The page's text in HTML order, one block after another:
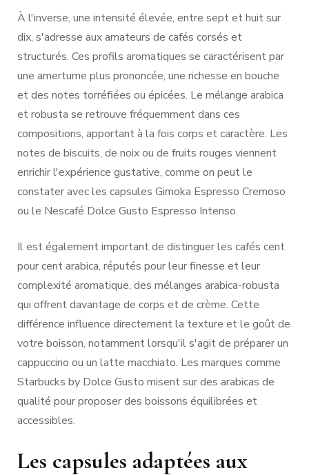
À l'inverse, une intensité élevée, entre sept et huit sur
dix, s'adresse aux amateurs de cafés corsés et
structurés. Ces profils aromatiques se caractérisent par
une amertume plus prononcée, une richesse en bouche
et des notes torréfiées ou épicées. Le mélange arabica
et robusta se retrouve fréquemment dans ces
compositions, apportant à la fois corps et caractère. Les
notes de biscuits, de noix ou de fruits rouges viennent
enrichir l'expérience gustative, comme on peut le
constater avec les capsules Gimoka Espresso Cremoso
ou le Nescafé Dolce Gusto Espresso Intenso.
Il est également important de distinguer les cafés cent
pour cent arabica, réputés pour leur finesse et leur
complexité aromatique, des mélanges arabica-robusta
qui offrent davantage de corps et de crème. Cette
différence influence directement la texture et le goût de
votre boisson, notamment lorsqu'il s'agit de préparer un
cappuccino ou un latte macchiato. Les marques comme
Starbucks by Dolce Gusto misent sur des arabicas de
qualité pour proposer des boissons équilibrées et
accessibles.
Les capsules adaptées aux